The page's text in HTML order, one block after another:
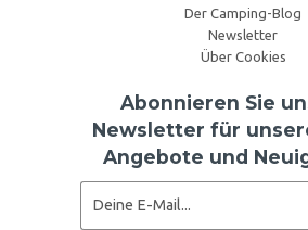
Der Camping-Blog
Newsletter
Über Cookies
Abonnieren Sie
Newsletter für
Angebote und